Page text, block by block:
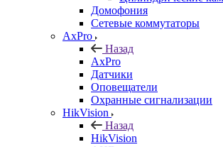
Домофония
Сетевые коммутаторы
AxPro
Назад
AxPro
Датчики
Оповещатели
Охранные сигнализации
HikVision
Назад
HikVision